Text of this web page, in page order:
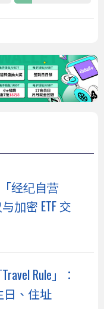
经纪自营
加密 ETF 交
Rule」：
日、住址